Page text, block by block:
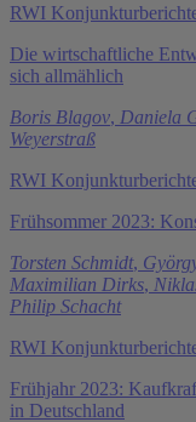
RWI
Die wirtschaftliche
sich allmählich
Boris Blagov, Daniela
Weyerstraß
RWI
Frühsommer 2023:
Torsten Schmidt,
Maximilian Dirks,
Philip Schacht
RWI
Frühjahr 2023:
in Deutschland